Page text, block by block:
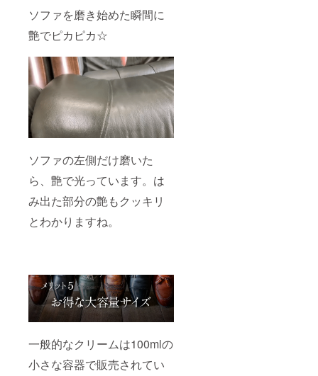
ソファを磨き始めた瞬間に
艶でピカピカ☆
ソファの左側だけ磨いた
ら、艶で光っています。は
み出た部分の艶もクッキリ
とわかりますね。
一般的なクリームは100mlの
小さな容器で販売されてい